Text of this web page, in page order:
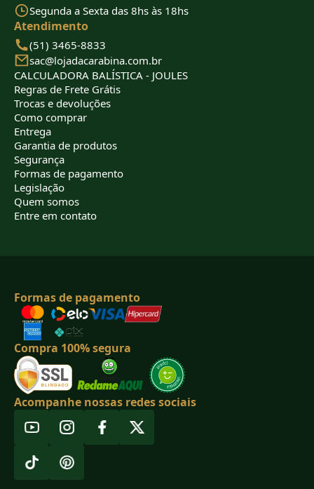
Segunda a Sexta das 8hs às 18hs
Atendimento
(51) 3465-8833
sac@lojadacarabina.com.br
CALCULADORA BALÍSTICA - JOULES
Regras de Frete Grátis
Trocas e devoluções
Como comprar
Entrega
Garantia de produtos
Segurança
Formas de pagamento
Legislação
Quem somos
Entre em contato
Formas de pagamento
Compra 100% segura
Acompanhe nossas redes sociais